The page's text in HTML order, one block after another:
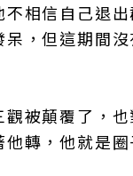
相信自己退
，但這期間
被顛覆了，
轉，他就是圈